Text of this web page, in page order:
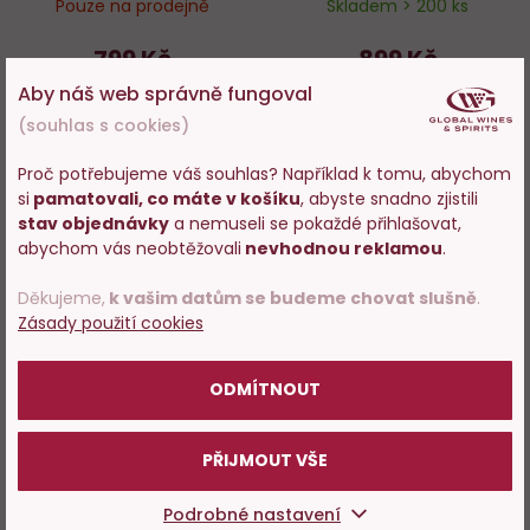
Pouze na prodejně
799 Kč
ZOBRAZIT
Skladem > 200 ks
899 Kč
+
DO KOŠÍKU
Don Papa Gayuma 0,7l
Do
Don Papa Alon 0,7l
Aby náš web správně fungoval
(souhlas s cookies)
Proč potřebujeme váš souhlas? Například k tomu, abychom
si pamatovali, co máte v košíku, abyste snadno zjistili
stav objednávky a nemuseli se pokaždé přihlašovat,
abychom vás neobtěžovali nevhodnou reklamou.
Děkujeme, k vašim datům se budeme chovat slušně.
Zásady použití cookies
ODMÍTNOUT
PŘIJMOUT VŠE
Podrobné nastavení
Vstupujete na stránky
s prodejem alkoholu. Prosím